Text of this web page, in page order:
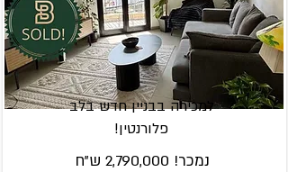
למכירה בבניין חדש בלב
פלורנטין!
נמכר! 2,790,000 ש"ח